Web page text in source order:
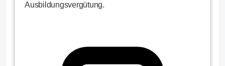
Ausbildungsvergütung.